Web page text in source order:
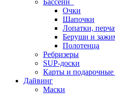
Бассейн
Очки
Шапочки
Лопатки,
Беруши и
Полотенца
Ребризеры
SUP-доски
Карты и подарочные
Дайвинг
Маски